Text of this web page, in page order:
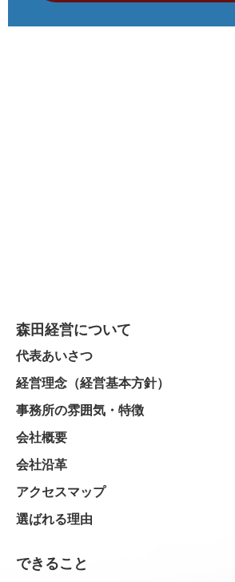
森田経営について
代表あいさつ
経営理念（経営基本方針）
事務所の雰囲気・特徴
会社概要
会社沿革
アクセスマップ
選ばれる理由
できること